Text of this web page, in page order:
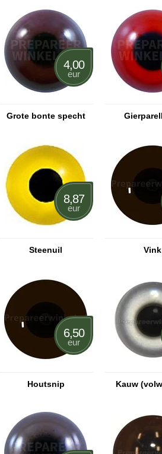
4,00
eur
Grote bonte specht
8,87
eur
Steenuil Vink
6,50
eur
Houtsnip Kauw